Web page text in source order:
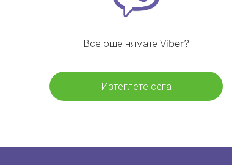
Все още нямате Viber?
Изтеглете сега